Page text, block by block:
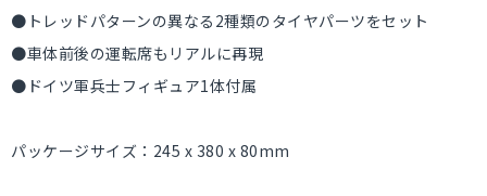
●トレッドパターンの異なる2種類のタイヤパーツをセット
●車体前後の運転席もリアルに再現
●ドイツ軍兵士フィギュア1体付属
パッケージサイズ：245 x 380 x 80mm